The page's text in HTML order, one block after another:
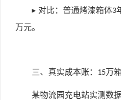
▸ 对比：普通烤漆箱体3
万元。
三、真实成本账： 15万
某物流园充电站实测数据